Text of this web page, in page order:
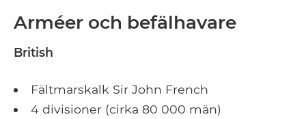
Arméer och befälhavare
British
Fältmarskalk Sir John French
4 divisioner (cirka 80 000 män)